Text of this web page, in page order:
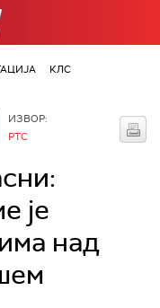
КЛС
ИЗВОР:
РТС
је
над